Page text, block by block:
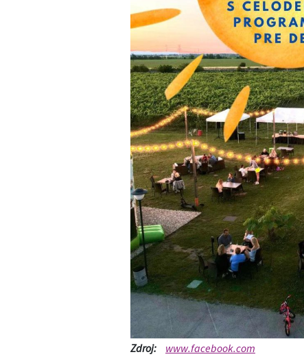
Zdroj: www.facebook.com